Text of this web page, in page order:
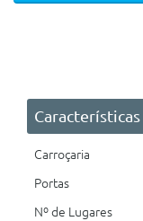
Características
Carroçaria
Portas
Nº de Lugares